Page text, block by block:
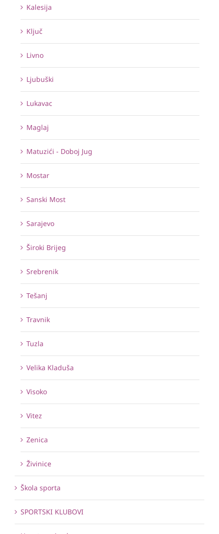
Kalesija
Ključ
Livno
Ljubuški
Lukavac
Maglaj
Matuzići - Doboj Jug
Mostar
Sanski Most
Sarajevo
Široki Brijeg
Srebrenik
Tešanj
Travnik
Tuzla
Velika Kladuša
Visoko
Vitez
Zenica
Živinice
Škola sporta
SPORTSKI KLUBOVI